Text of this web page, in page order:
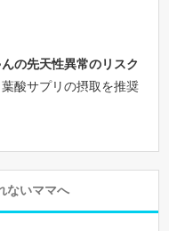
の先天性異常のリスク
酸サプリの摂取を推奨
ないママへ